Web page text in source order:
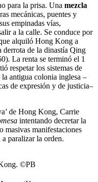
para la prisa. Una mezcla
mecánicas, puentes y
empinadas vías,
a la calle. Se conduce por
alquiló Hong Kong a
derrota de la dinastía Qing
La renta se terminó el 1
respetar los sistemas de
antigua colonia inglesa –
de expresión y de justicia–
de Hong Kong, Carrie
intentando decretar la
masivas manifestaciones
paralizar la orden.
©PB